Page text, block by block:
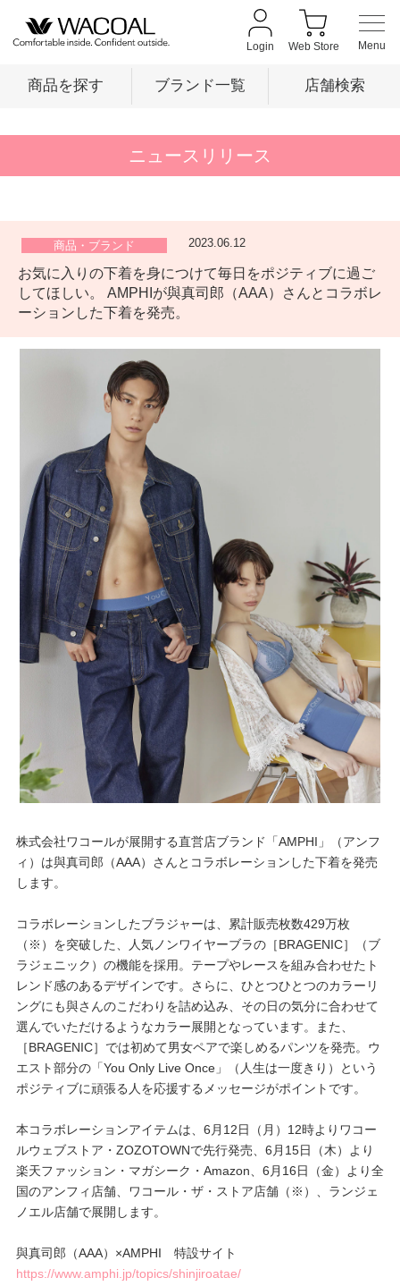
Login Web Store
商品を探す ブランド一覧 店舗検索
店舗検索
新着情報
重要なお知らせ
お知らせ
ワコールウェブストア
公式アプリ
ニュース＆トピックス
企業情報
SNSアカウント一覧
プレゼント・キャンペーン
お問い合わせ
よくあるご質問
ニュースリリース
商品・ブランド 2023.06.12
お気に入りの下着を身につけて毎日をポジティブに過ご
してほしい。 AMPHIが與真司郎（AAA）さんとコラボレ
ーションした下着を発売。
株式会社ワコールが展開する直営店ブランド「AMPHI」（アンフ
ィ）は與真司郎（AAA）さんとコラボレーションした下着を発売
します。
コラボレーションしたブラジャーは、累計販売枚数429万枚
（※）を突破した、人気ノンワイヤーブラの［BRAGENIC］（ブ
ラジェニック）の機能を採用。テープやレースを組み合わせたト
レンド感のあるデザインです。さらに、ひとつひとつのカラーリ
ングにも與さんのこだわりを詰め込み、その日の気分に合わせて
選んでいただけるようなカラー展開となっています。また、
［BRAGENIC］では初めて男女ペアで楽しめるパンツを発売。ウ
エスト部分の「You Only Live Once」（人生は一度きり）という
ポジティブに頑張る人を応援するメッセージがポイントです。
本コラボレーションアイテムは、6月12日（月）12時よりワコー
ルウェブストア・ZOZOTOWNで先行発売、6月15日（木）より
楽天ファッション・マガシーク・Amazon、6月16日（金）より全
国のアンフィ店舗、ワコール・ザ・ストア店舗（※）、ランジェ
ノエル店舗で展開します。
與真司郎（AAA）×AMPHI 特設サイト
https://www.amphi.jp/topics/shinjiroatae/